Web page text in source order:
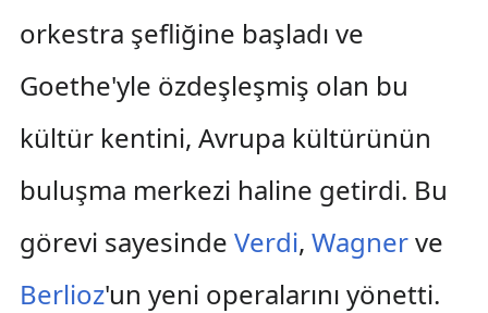
orkestra şefliğine başladı ve
Goethe'yle özdeşleşmiş olan bu
kültür kentini, Avrupa kültürünün
buluşma merkezi haline getirdi. Bu
görevi sayesinde Verdi, Wagnerve
Berlioz'un yeni operalarını yönetti.